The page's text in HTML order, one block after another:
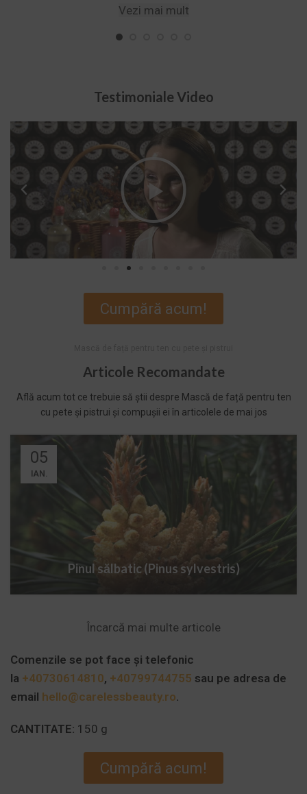
Vezi mai mult
Testimoniale Video
Cumpără acum!
Articole Recomandate
Află acum tot ce trebuie să știi despre Mască de față pentru ten
cu pete și pistrui și compușii ei în articolele de mai jos
05
IAN.
Pinul sălbatic (Pinus sylvestris)
Încarcă mai multe articole
Comenzile se pot face și telefonic
la +40730614810, +40799744755 sau pe adresa de
email hello@carelessbeauty.ro.
CANTITATE: 150 g
Cumpără acum!